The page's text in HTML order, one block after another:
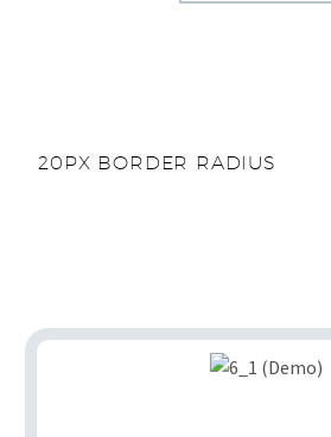
20PX BORDER RADIUS